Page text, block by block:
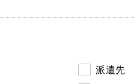
派遣先